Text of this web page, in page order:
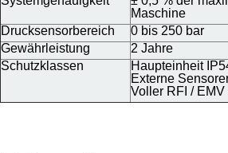
Maschine
Drucksensorbereich
0 bis 250 bar
Gewährleistung
2 Jahre
Schutzklassen
Haupt­einheit
Externe
Voller RFI / EMV